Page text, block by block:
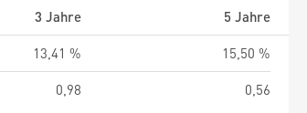
3 Jahre
5 Jahre
13,41 %
15,50 %
0,98 0,56